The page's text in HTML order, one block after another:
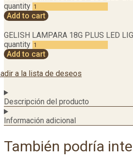
quantity
Add to cart
GELISH LAMPARA 18G PLUS LED
quantity
Add to cart
a la lista de deseos
Descripción del producto
Información adicional
También podría